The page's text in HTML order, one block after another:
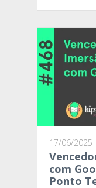
17/06/2025
com
Ponto